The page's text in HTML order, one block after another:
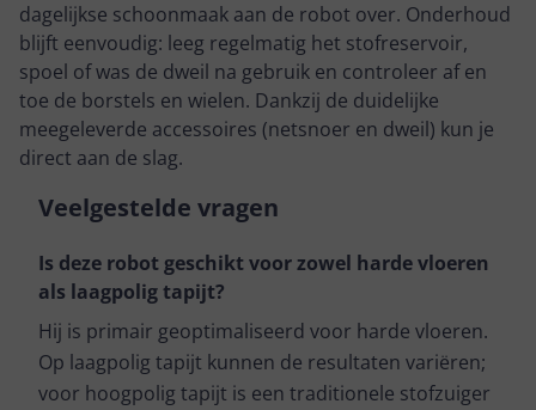
dagelijkse schoonmaak aan de robot over. Onderhoud
blijft eenvoudig: leeg regelmatig het stofreservoir,
spoel of was de dweil na gebruik en controleer af en
toe de borstels en wielen. Dankzij de duidelijke
meegeleverde accessoires (netsnoer en dweil) kun je
direct aan de slag.
Veelgestelde vragen
Is deze robot geschikt voor zowel harde vloeren
als laagpolig tapijt?
Hij is primair geoptimaliseerd voor harde vloeren.
Op laagpolig tapijt kunnen de resultaten variëren;
voor hoogpolig tapijt is een traditionele stofzuiger